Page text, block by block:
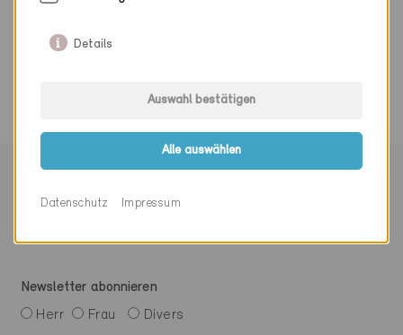
0 Minergie Gebäude (0 Zertifikate)
Mit Minergie vernetzen
Newsletter abonnieren
Herr
Frau Divers
Details
Auswahl bestätigen
Alle auswählen
Datenschutz Impressum